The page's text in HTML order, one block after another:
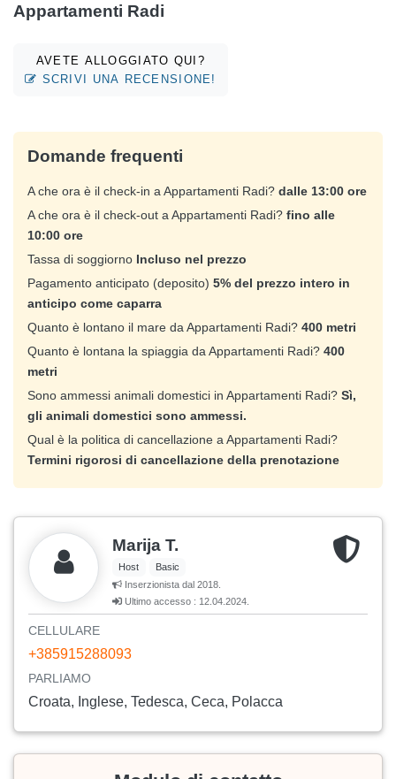
Appartamenti Radi
AVETE ALLOGGIATO QUI?
SCRIVI UNA RECENSIONE!
Domande frequenti
A che ora è il check-in a Appartamenti Radi? dalle 13:00 ore
A che ora è il check-out a Appartamenti Radi? fino alle
10:00 ore
Tassa di soggiorno Incluso nel prezzo
Pagamento anticipato (deposito) 5% del prezzo intero in
anticipo come caparra
Quanto è lontano il mare da Appartamenti Radi? 400 metri
Quanto è lontana la spiaggia da Appartamenti Radi? 400
metri
Sono ammessi animali domestici in Appartamenti Radi? Sì,
gli animali domestici sono ammessi.
Qual è la politica di cancellazione a Appartamenti Radi?
Termini rigorosi di cancellazione della prenotazione
Marija T.
Host
Basic
Inserzionista dal 2018.
Ultimo accesso : 12.04.2024.
CELLULARE
+385915288093
PARLIAMO
Croata, Inglese, Tedesca, Ceca, Polacca